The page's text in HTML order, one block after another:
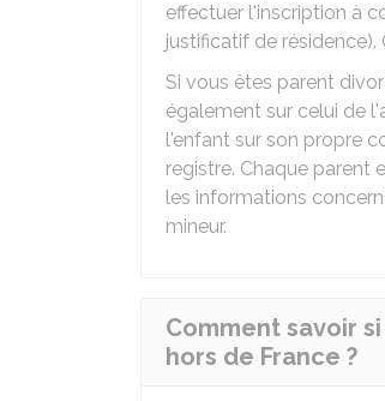
effectuer l'inscription à
justificatif de
Si vous êtes parent
également sur celui de
l'enfant sur son propre
registre. Chaque parent
les informations
mineur.
Comment savoir
hors de France ?